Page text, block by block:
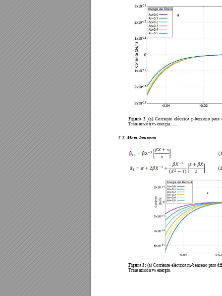
Figura 2. (a) Corriente eléctrica p-benceno para
Transmisión vs energía.
2.2. Meta-benceno
Figura 3: (a) Corriente eléctrica m-benceno para
Transmisión vs energía.